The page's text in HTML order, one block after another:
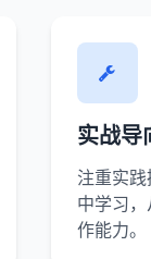
实战导
注重实
中学习
作能力。